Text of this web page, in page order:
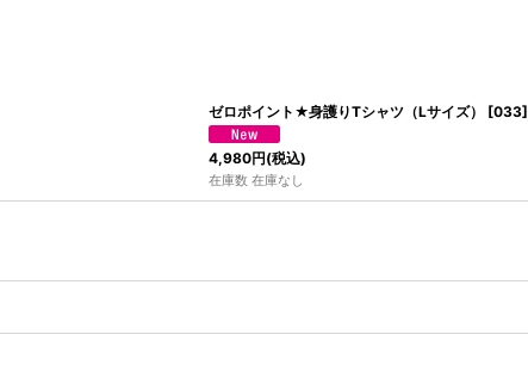
ゼロポイント★身護りTシャツ（Lサイズ） [033]
4,980円(税込)
在庫数 在庫なし